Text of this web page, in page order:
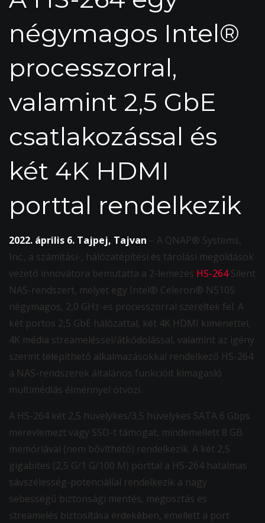
négymagos Intel®
processzorral,
valamint 2,5 GbE
csatlakozással és
két 4K HDMI
porttal rendelkezik
2022. április 6. Tajpej, Tajvan – A QNAP® Systems,
Inc., a számítási-, hálózatépítési és tárolási megoldások
vezető innovátora bemutatta a 2-lemezes HS-264Silent
NAS-rendszert, melyet egy Intel® Celeron® N5105
négymagos, 2,0 GHz-es processzorral szereltek fel. A
két portos 2,5 GbE hálózattal, két 4K HDMI kimenettel,
4K média streameléssel/átkódolással, valamint az igény
szerint telepíthető alkalmazásokkal rendelkező HS-264
a NAS-rendszerek általános funkcióit kimagasló
multimédiás élménnyel ötvözi.
A HS-264 két 2,5 hüvelykes/3,5 hüvelykes SATA 6 Gbps
merevlemezt vagy SSD-t támogat, mindemellett 8 GB
memóriával (nem bővíthető) rendelkezik. A két 2,5
gigabites (2,5 G/1 G/100 M) porttal a HS-264 hatalmas
sávszélesség-potenciállal rendelkezik a nagy
sebességű biztonsági mentés, megosztás és
streamelés biztosítása érdekében, emellett a port